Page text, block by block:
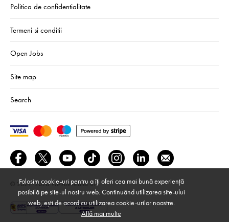
Politica de confidentialitate
Termeni si conditii
Open Jobs
Site map
Search
© 2024–2026 We Are Mono srl
Folosim cookie-uri pentru a îți oferi cea mai bună experiență
posibilă pe site-ul nostru web. Continuând utilizarea site-ului
web, ești de acord cu utilizarea cookie-urilor noastre.
Află mai multe